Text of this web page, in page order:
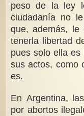
peso de la ley
ciudadanía no
que, además, le
tenerla libertad
pues solo ella es
sus actos, como
es.
En Argentina,
por abortos